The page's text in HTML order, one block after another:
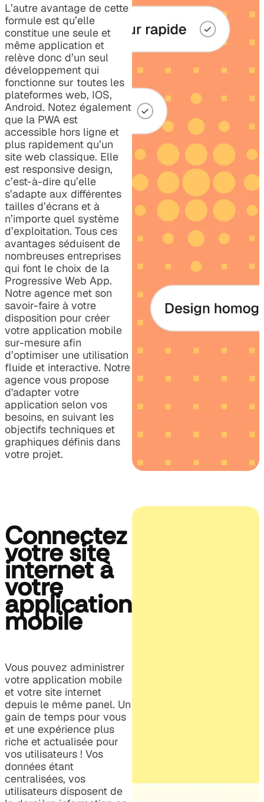
L’autre avantage de cette
formule est qu’elle
constitue une seule et
même application et
relève donc d’un seul
développement qui
fonctionne sur toutes les
plateformes web, IOS,
Android. Notez également
que la PWA est
accessible hors ligne et
plus rapidement qu’un
site web classique. Elle
est responsive design,
c’est-à-dire qu’elle
s’adapte aux différentes
tailles d’écrans et à
n’importe quel système
d’exploitation. Tous ces
avantages séduisent de
nombreuses entreprises
qui font le choix de la
Progressive Web App.
Notre agence met son
savoir-faire à votre
disposition pour créer
votre application mobile
sur-mesure afin
d’optimiser une utilisation
fluide et interactive. Notre
agence vous propose
d'adapter votre
application selon vos
besoins, en suivant les
objectifs techniques et
graphiques définis dans
votre projet.
Connectez
votre site
internet à
votre
application
mobile
Vous pouvez administrer
votre application mobile
et votre site internet
depuis le même panel. Un
gain de temps pour vous
et une expérience plus
riche et actualisée pour
vos utilisateurs ! Vos
données étant
centralisées, vos
utilisateurs disposent de